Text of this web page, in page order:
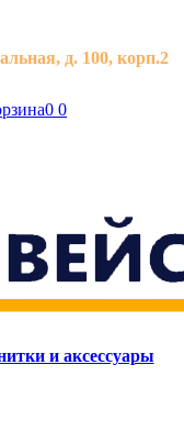
д. 100, корп.2
0 0
и аксессуары